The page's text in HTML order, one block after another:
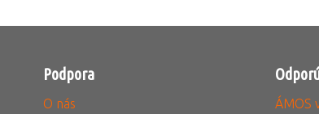
Podpora
O nás
ÁMOS